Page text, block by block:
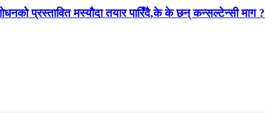
प्रस्तावित मस्यौदा तयार पारिँदै,के के छन् कन्सल्टेन्सी माग ?